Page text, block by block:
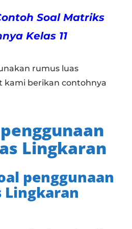
Soal Matriks
Kelas 11
rumus luas
kami berikan contohnya
Lingkaran
penggunaan
Lingkaran